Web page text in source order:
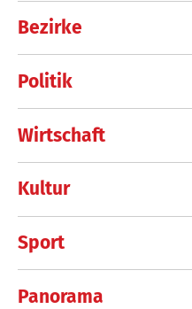
Bezirke
Politik
Wirtschaft
Kultur
Sport
Panorama